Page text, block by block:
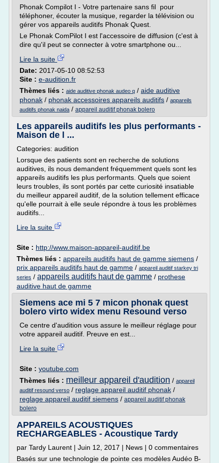
Phonak Compilot I - Votre partenaire sans fil pour
téléphoner, écouter la musique, regarder la télévision ou
gérer vos appareils auditifs Phonak Quest.
Le Phonak ComPilot I est l'accessoire de diffusion (c'est à
dire qu'il peut se connecter à votre smartphone ou...
Lire la suite
Date: 2017-05-10 08:52:53
Site : e-audition.fr
Thèmes liés : aide auditive phonak audeo q / aide auditive
phonak / phonak accessoires appareils auditifs / appareils
auditifs phonak naida / appareil auditif phonak bolero
Les appareils auditifs les plus performants -
Maison de l ...
Categories: audition
Lorsque des patients sont en recherche de solutions
auditives, ils nous demandent fréquemment quels sont les
appareils auditifs les plus performants. Quels que soient
leurs troubles, ils sont portés par cette curiosité insatiable
du meilleur appareil auditif, de la solution tellement efficace
qu'elle pourrait à elle seule répondre à tous les problèmes
auditifs...
Lire la suite
Site : http://www.maison-appareil-auditif.be
Thèmes liés : appareils auditifs haut de gamme siemens /
prix appareils auditifs haut de gamme / appareil auditif starkey tri
series / appareils auditifs haut de gamme / prothese
auditive haut de gamme
Siemens ace mi 5 7 micon phonak quest
bolero virto widex menu Resound verso
Ce centre d'audition vous assure le meilleur réglage pour
votre appareil auditif. Preuve en est...
Lire la suite
Site : youtube.com
Thèmes liés : meilleur appareil d'audition / appareil
auditif resound verso / reglage appareil auditif phonak /
reglage appareil auditif siemens / appareil auditif phonak
bolero
APPAREILS ACOUSTIQUES
RECHARGEABLES - Acoustique Tardy
par Tardy Laurent | Juin 12, 2017 | News | 0 commentaires
Basés sur une technologie de pointe ces modèles Audéo B-